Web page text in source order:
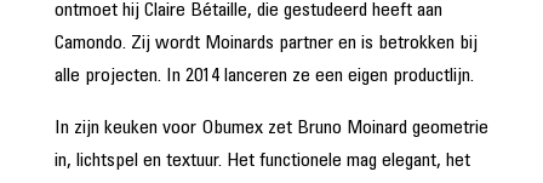
ontmoet hij Claire Bétaille, die gestudeerd heeft aan
Camondo. Zij wordt Moinards partner en is betrokken bij
alle projecten. In 2014 lanceren ze een eigen productlijn.
In zijn keuken voor Obumex zet Bruno Moinard geometrie
in, lichtspel en textuur. Het functionele mag elegant, het